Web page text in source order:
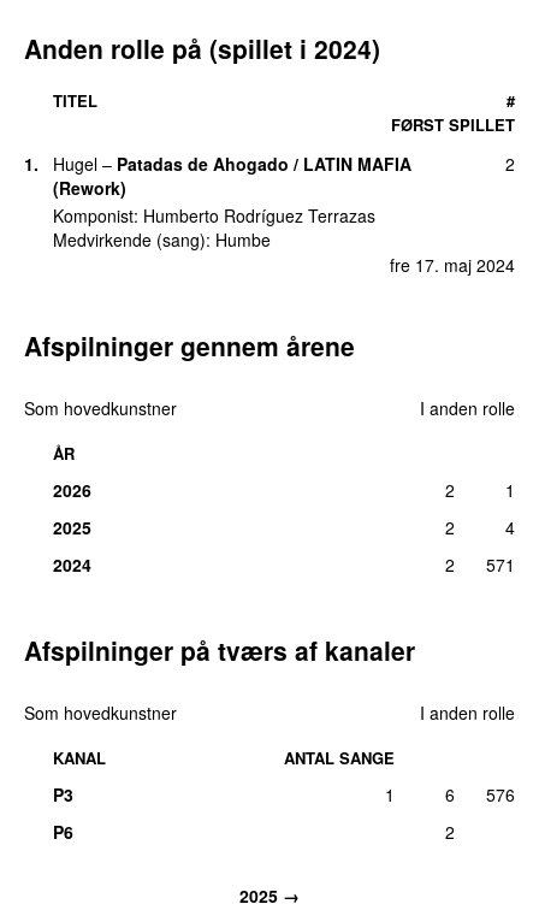
Anden rolle på (spillet i 2024)
TITEL
FØRST SPILLET
#
1. Hugel – Patadas de Ahogado / LATIN MAFIA
(Rework)
fre 17. maj 2024
2
Komponist: Humberto Rodríguez Terrazas
Medvirkende (sang): Humbe
Afspilninger gennem årene
Som hovedkunstner I anden rolle
ÅR
2026 2
1
2025
2
4
2024
2 571
Afspilninger på tværs af kanaler
Som hovedkunstner I anden rolle
KANAL ANTAL SANGE
P3 1 6
576
P6
2
2025 →